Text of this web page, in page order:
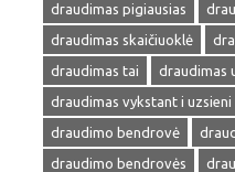
draudimas pigiausias
draudimas skaičiuoklė
draudimas tai
draudimas
draudimas vykstant i uzsieni
draudimo bendrovė
draudimo bendrovės